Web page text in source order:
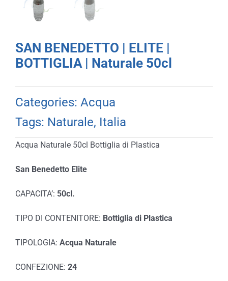
SAN BENEDETTO | ELITE |
BOTTIGLIA | Naturale 50cl
Categories: Acqua
Tags: Naturale, Italia
Acqua Naturale 50cl Bottiglia di Plastica
San Benedetto Elite
CAPACITA’: 50cl.
TIPO DI CONTENITORE: Bottiglia di Plastica
TIPOLOGIA: Acqua Naturale
CONFEZIONE: 24